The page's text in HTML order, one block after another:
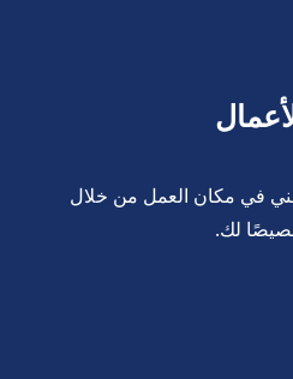
في مكان العمل من خلال
لك.